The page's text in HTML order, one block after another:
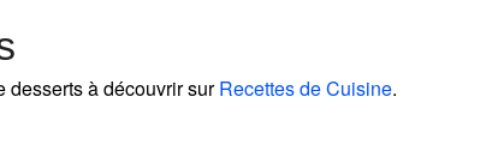
desserts à découvrir surRecettes de Cuisine.